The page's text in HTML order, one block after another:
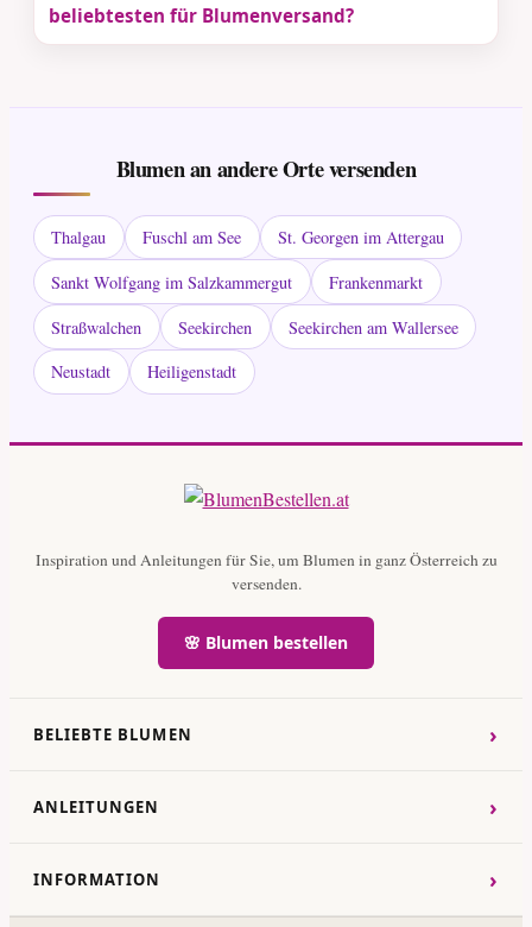
beliebtesten für Blumenversand?
Blumen an andere Orte versenden
Thalgau Fuschl am See
St. Georgen im Attergau
Sankt Wolfgang im Salzkammergut
Frankenmarkt
Straßwalchen
Seekirchen
Seekirchen am Wallersee
Neustadt
Heiligenstadt
Inspiration und Anleitungen für Sie, um Blumen in ganz Österreich zu
versenden.
🌸 Blumen bestellen
BELIEBTE BLUMEN ›
ANLEITUNGEN ›
INFORMATION ›